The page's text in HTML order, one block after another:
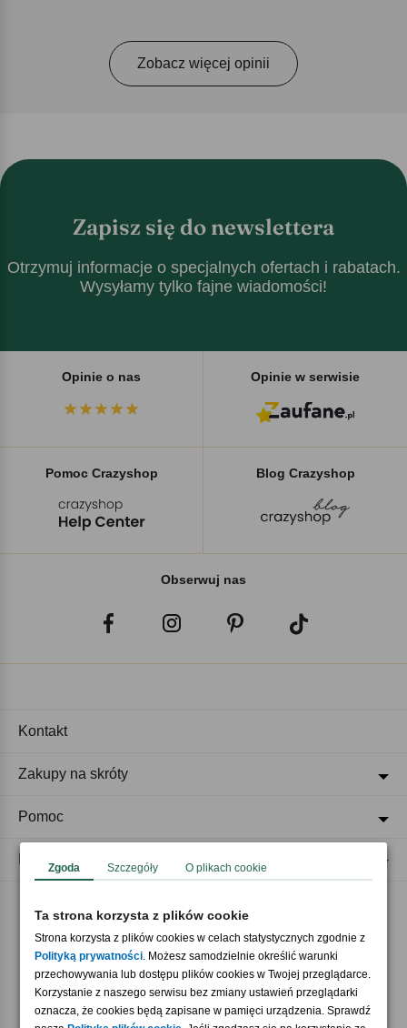
Zobacz więcej opinii
Zapisz się do newslettera
Otrzymuj informacje o specjalnych ofertach i rabatach.
Wysyłamy tylko fajne wiadomości!
Opinie o nas Opinie w serwisie
Pomoc Crazyshop Blog Crazyshop
Obserwuj nas
Akceptujemy płatności
Kontakt
Zakupy na skróty
Pomoc
Zgoda Szczegóły O plikach cookie
Ta strona korzysta z plików cookie
Strona korzysta z plików cookies w celach statystycznych zgodnie z
Polityką prywatności. Możesz samodzielnie określić warunki
przechowywania lub dostępu plików cookies w Twojej przeglądarce.
Korzystanie z naszego serwisu bez zmiany ustawień przeglądarki
oznacza, że cookies będą zapisane w pamięci urządzenia. Sprawdź